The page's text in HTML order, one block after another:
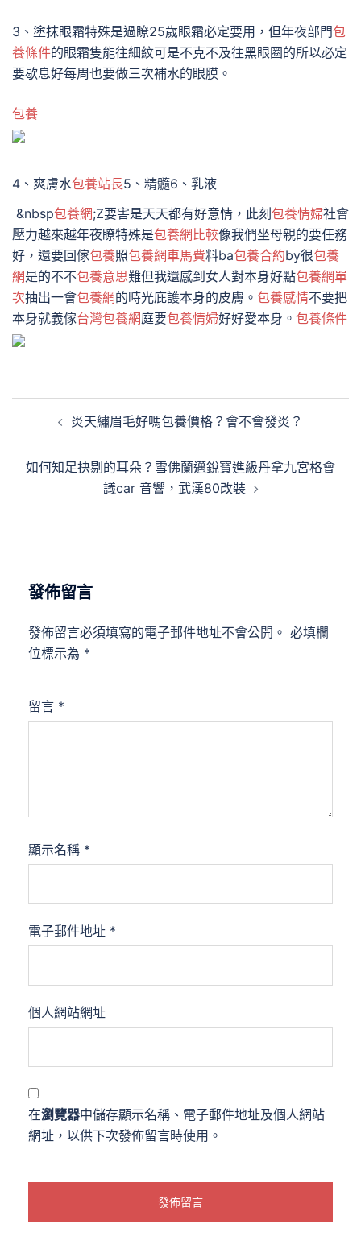
3、塗抹眼霜特殊是過瞭25歲眼霜必定要用，但年夜部門包
養條件的眼霜隻能往細紋可是不克不及往黑眼圈的所以必定
要歇息好每周也要做三次補水的眼膜。
包養
4、爽膚水包養站長5、精髓6、乳液
&nbsp包養網;Z要害是天天都有好意情，此刻 包養情婦社會
壓力越來越年夜瞭特殊是包養網比較像我們坐母親的要任務
好，還要回傢包養照包養網車馬費料ba包養合約by很包養
網是的不不包養意思難但我還感到女人對本身好點包養網單
次抽出一會包養網的時光庇護本身的皮膚。 包養感情不要把
本身就義傢台灣包養網庭要包養情婦好好愛本身。 包養條件
覽
炎天繡眉毛好嗎包養價格？會不會發炎？
如何知足抉剔的耳朵？雪佛蘭邁銳寶進級丹拿九宮格會
議car 音響，武漢80改裝
發佈留言
發佈留言必須填寫的電子郵件地址不會公開。 必填欄
位標示為 *
留言 *
顯示名稱 *
電子郵件地址 *
個人網站網址
在瀏覽器中儲存顯示名稱、電子郵件地址及個人網站
網址，以供下次發佈留言時使用。